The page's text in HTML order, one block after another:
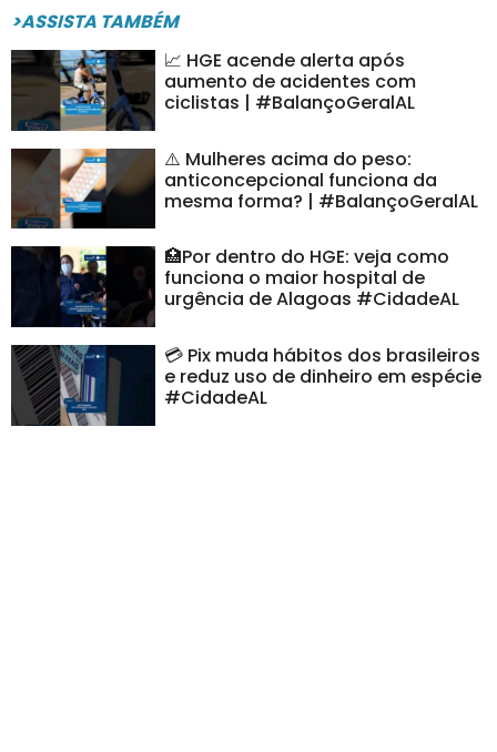
>ASSISTA TAMBÉM
📈 HGE acende alerta após
aumento de acidentes com
ciclistas | #BalançoGeralAL
⚠️ Mulheres acima do peso:
anticoncepcional funciona da
mesma forma? | #BalançoGeralAL
🏥Por dentro do HGE: veja como
funciona o maior hospital de
urgência de Alagoas #CidadeAL
💳 Pix muda hábitos dos brasileiros
e reduz uso de dinheiro em espécie
#CidadeAL